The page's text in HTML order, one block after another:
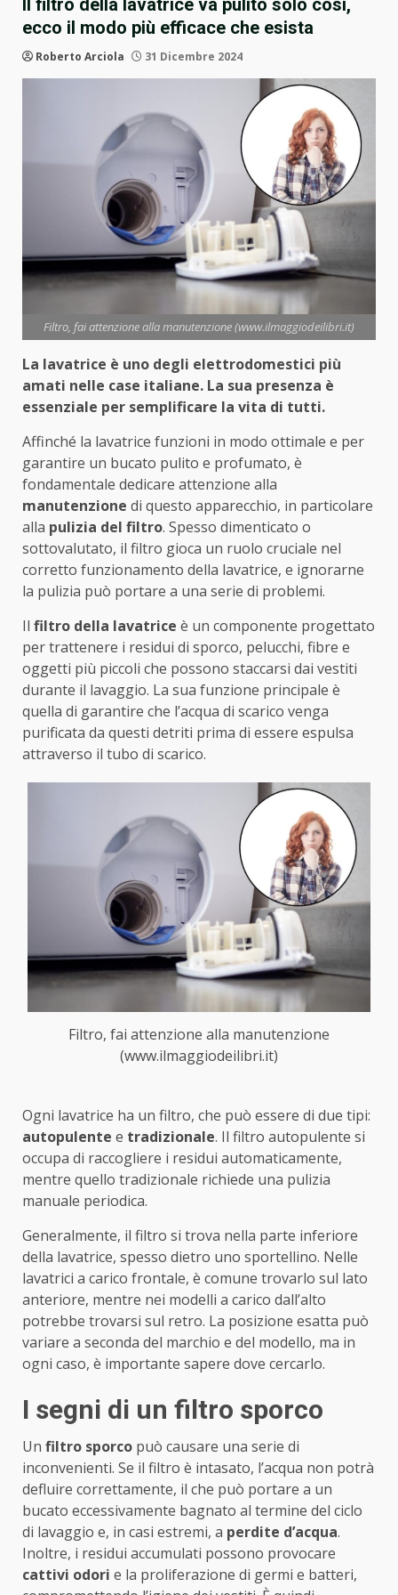
Il filtro della lavatrice va pulito solo così,
ecco il modo più efficace che esista
Roberto Arciola 31 Dicembre 2024
Filtro, fai attenzione alla manutenzione (www.ilmaggiodeilibri.it)
La lavatrice è uno degli elettrodomestici più
amati nelle case italiane. La sua presenza è
essenziale per semplificare la vita di tutti.
Affinché la lavatrice funzioni in modo ottimale e per
garantire un bucato pulito e profumato, è
fondamentale dedicare attenzione alla
manutenzione di questo apparecchio, in particolare
alla pulizia del filtro. Spesso dimenticato o
sottovalutato, il filtro gioca un ruolo cruciale nel
corretto funzionamento della lavatrice, e ignorarne
la pulizia può portare a una serie di problemi.
Il filtro della lavatrice è un componente progettato
per trattenere i residui di sporco, pelucchi, fibre e
oggetti più piccoli che possono staccarsi dai vestiti
durante il lavaggio. La sua funzione principale è
quella di garantire che l’acqua di scarico venga
purificata da questi detriti prima di essere espulsa
attraverso il tubo di scarico.
Filtro, fai attenzione alla manutenzione
(www.ilmaggiodeilibri.it)
Ogni lavatrice ha un filtro, che può essere di due tipi:
autopulente e tradizionale. Il filtro autopulente si
occupa di raccogliere i residui automaticamente,
mentre quello tradizionale richiede una pulizia
manuale periodica.
Generalmente, il filtro si trova nella parte inferiore
della lavatrice, spesso dietro uno sportellino. Nelle
lavatrici a carico frontale, è comune trovarlo sul lato
anteriore, mentre nei modelli a carico dall’alto
potrebbe trovarsi sul retro. La posizione esatta può
variare a seconda del marchio e del modello, ma in
ogni caso, è importante sapere dove cercarlo.
I segni di un filtro sporco
Un filtro sporco può causare una serie di
inconvenienti. Se il filtro è intasato, l’acqua non potrà
defluire correttamente, il che può portare a un
bucato eccessivamente bagnato al termine del ciclo
di lavaggio e, in casi estremi, a perdite d’acqua.
Inoltre, i residui accumulati possono provocare
cattivi odori e la proliferazione di germi e batteri,